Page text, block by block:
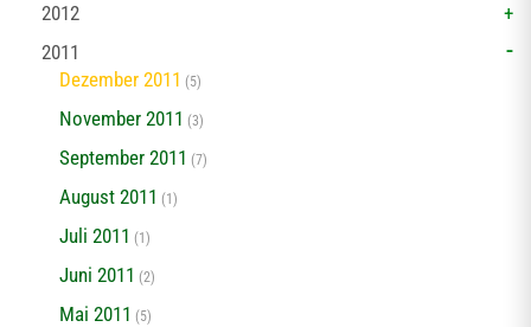
2012
2011
Dezember 2011 (5)
November 2011 (3)
September 2011 (7)
August 2011 (1)
Juli 2011 (1)
Juni 2011 (2)
Mai 2011 (5)